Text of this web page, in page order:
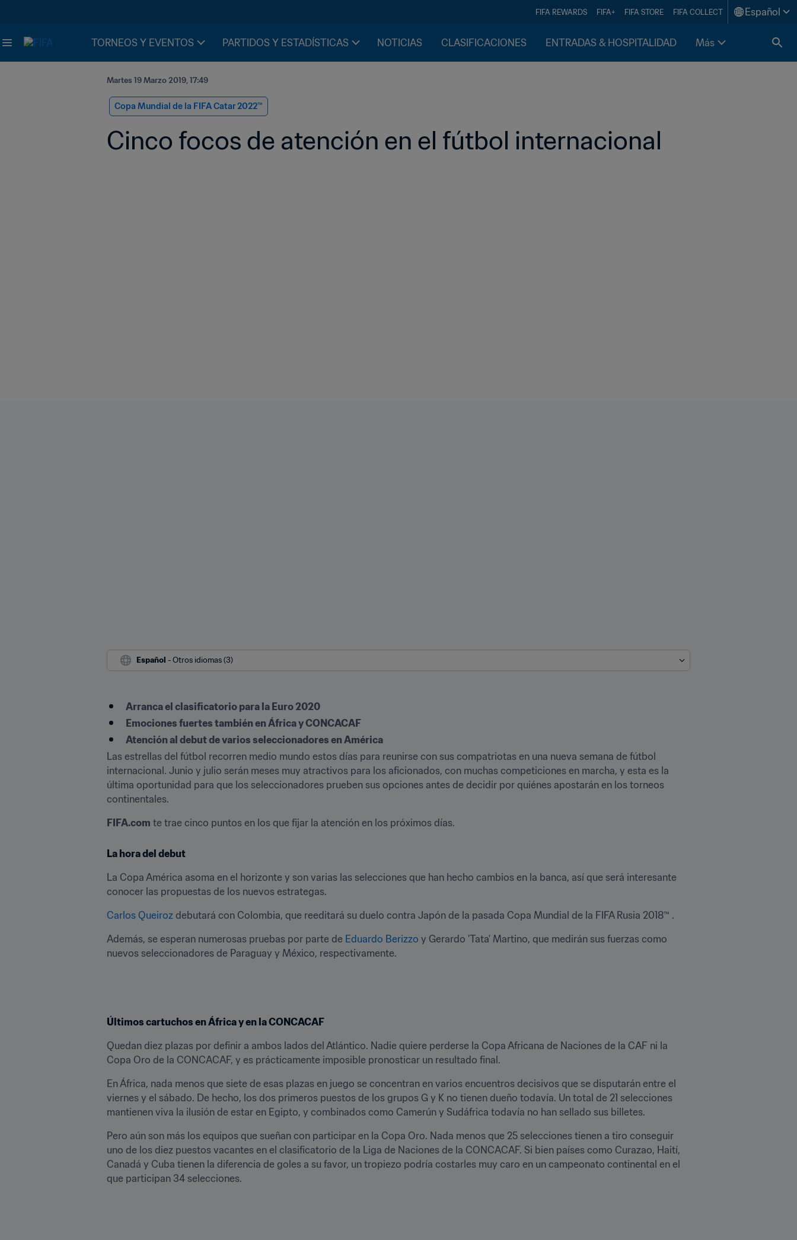
FIFA REWARDS FIFA+ FIFA STORE FIFA COLLECT Español
TORNEOS Y EVENTOS PARTIDOS Y ESTADÍSTICAS NOTICIAS CLASIFICACIONES ENTRADAS & HOSPITALIDAD Más
Martes 19 Marzo 2019, 17:49
Copa Mundial de la FIFA Catar 2022™
Cinco focos de atención en el fútbol internacional
Español - Otros idiomas (3)
Arranca el clasificatorio para la Euro 2020
Emociones fuertes también en África y CONCACAF
Atención al debut de varios seleccionadores en América
Las estrellas del fútbol recorren medio mundo estos días para reunirse con sus compatriotas en una nueva semana de fútbol
internacional. Junio y julio serán meses muy atractivos para los aficionados, con muchas competiciones en marcha, y esta es la
última oportunidad para que los seleccionadores prueben sus opciones antes de decidir por quiénes apostarán en los torneos
continentales.
FIFA.com te trae cinco puntos en los que fijar la atención en los próximos días.
La hora del debut
La Copa América asoma en el horizonte y son varias las selecciones que han hecho cambios en la banca, así que será interesante
conocer las propuestas de los nuevos estrategas.
Carlos Queiroz debutará con Colombia, que reeditará su duelo contra Japón de la pasada Copa Mundial de la FIFA Rusia 2018™ .
Además, se esperan numerosas pruebas por parte de Eduardo Berizzo y Gerardo 'Tata' Martino, que medirán sus fuerzas como
nuevos seleccionadores de Paraguay y México, respectivamente.
Últimos cartuchos en África y en la CONCACAF
Quedan diez plazas por definir a ambos lados del Atlántico. Nadie quiere perderse la Copa Africana de Naciones de la CAF ni la
Copa Oro de la CONCACAF, y es prácticamente imposible pronosticar un resultado final.
En África, nada menos que siete de esas plazas en juego se concentran en varios encuentros decisivos que se disputarán entre el
viernes y el sábado. De hecho, los dos primeros puestos de los grupos G y K no tienen dueño todavía. Un total de 21 selecciones
mantienen viva la ilusión de estar en Egipto, y combinados como Camerún y Sudáfrica todavía no han sellado sus billetes.
Pero aún son más los equipos que sueñan con participar en la Copa Oro. Nada menos que 25 selecciones tienen a tiro conseguir
uno de los diez puestos vacantes en el clasificatorio de la Liga de Naciones de la CONCACAF. Si bien países como Curazao, Haití,
Canadá y Cuba tienen la diferencia de goles a su favor, un tropiezo podría costarles muy caro en un campeonato continental en el
que participan 34 selecciones.